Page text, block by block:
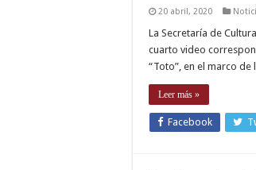
20 abril, 2020
La Secretaría de
cuarto video
“Toto”, en el marco
Leer más »
Facebook